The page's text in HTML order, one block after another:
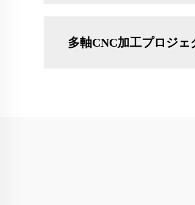
多軸CNC加工プロジ